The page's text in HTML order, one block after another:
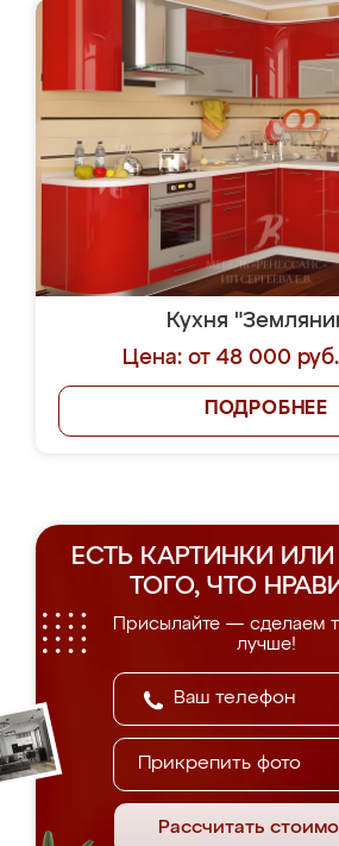
Кухня
Цена: от 48 000
ПОДРОБНЕЕ
ЕСТЬ КАРТИНКИ
ТОГО, ЧТО
Присылайте — сделаем
лучше!
Прикрепить фото
Рассчитать